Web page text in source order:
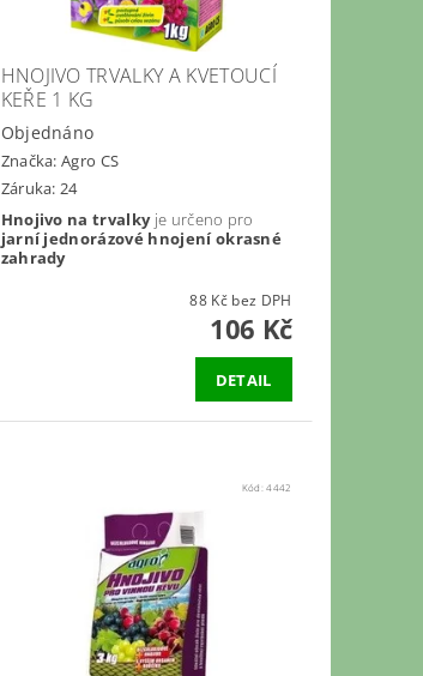
HNOJIVO TRVALKY A KVETOUCÍ
KEŘE 1 KG
Objednáno
Značka:Agro CS
Záruka: 24
Hnojivo na trvalkyje určeno pro
jarní jednorázové hnojení okrasné
zahrady
88 Kč bez DPH
106 Kč
DETAIL
Kód:4442